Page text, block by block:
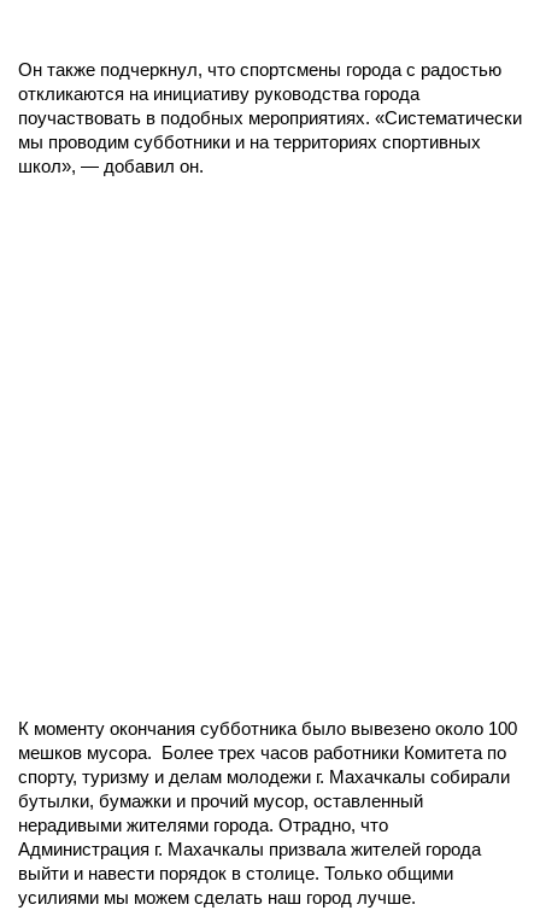
Он также подчеркнул, что спортсмены города с радостью
откликаются на инициативу руководства города
поучаствовать в подобных мероприятиях. «Систематически
мы проводим субботники и на территориях спортивных
школ», — добавил он.
К моменту окончания субботника было вывезено около 100
мешков мусора. Более трех часов работники Комитета по
спорту, туризму и делам молодежи г. Махачкалы собирали
бутылки, бумажки и прочий мусор, оставленный
нерадивыми жителями города. Отрадно, что
Администрация г. Махачкалы призвала жителей города
выйти и навести порядок в столице. Только общими
усилиями мы можем сделать наш город лучше.